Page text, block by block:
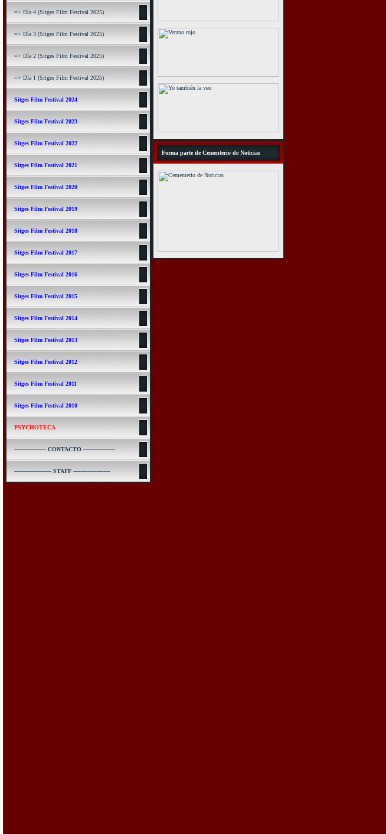
=> Día 4 (Sitges Film Festival 2025)
=> Día 3 (Sitges Film Festival 2025)
=> Día 2 (Sitges Film Festival 2025)
=> Día 1 (Sitges Film Festival 2025)
Sitges Film Festival 2024
Sitges Film Festival 2023
Sitges Film Festival 2022
Sitges Film Festival 2021
Sitges Film Festival 2020
Sitges Film Festival 2019
Sitges Film Festival 2018
Sitges Film Festival 2017
Sitges Film Festival 2016
Sitges Film Festival 2015
Sitges Film Festival 2014
Sitges Film Festival 2013
Sitges Film Festival 2012
Sitges Film Festival 2011
Sitges Film Festival 2010
PSYCHOTECA
------------------ CONTACTO ------------------
--------------------- STAFF ---------------------
Forma parte de Cementerio de Noticias